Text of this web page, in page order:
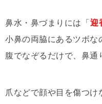
鼻水・鼻づまりには「 迎
小鼻の両脇にあるツボな
腹でなぞるだけで、鼻通
爪などで顔や目を傷つけ